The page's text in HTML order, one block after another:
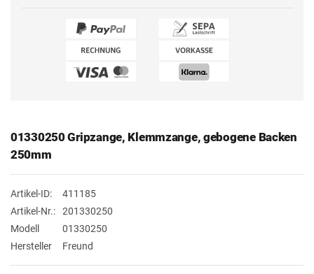
01330250 Gripzange, Klemmzange, gebogene Backen
250mm
Artikel-ID:
411185
Artikel-Nr.:
201330250
Modell
01330250
Hersteller
Freund